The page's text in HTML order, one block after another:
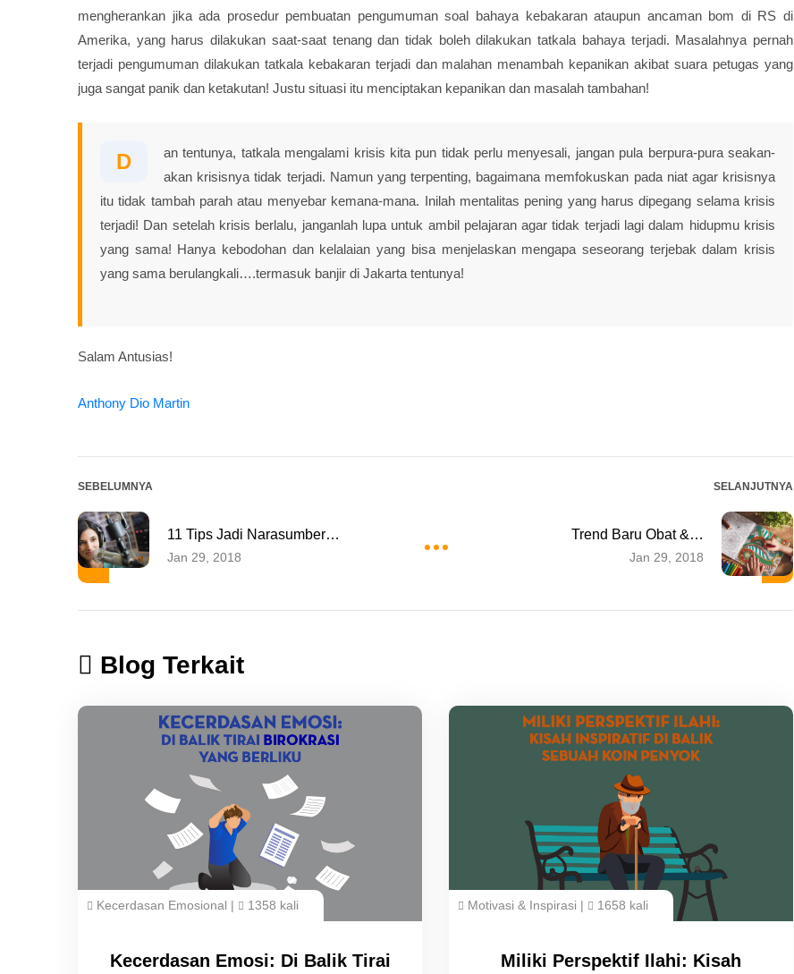
mengherankan jika ada prosedur pembuatan pengumuman soal bahaya kebakaran ataupun ancaman bom di RS di
Amerika, yang harus dilakukan saat-saat tenang dan tidak boleh dilakukan tatkala bahaya terjadi. Masalahnya pernah
terjadi pengumuman dilakukan tatkala kebakaran terjadi dan malahan menambah kepanikan akibat suara petugas yang
juga sangat panik dan ketakutan! Justu situasi itu menciptakan kepanikan dan masalah tambahan!
D
an tentunya, tatkala mengalami krisis kita pun tidak perlu menyesali, jangan pula berpura-pura seakan-
akan krisisnya tidak terjadi. Namun yang terpenting, bagaimana memfokuskan pada niat agar krisisnya
itu tidak tambah parah atau menyebar kemana-mana. Inilah mentalitas pening yang harus dipegang selama krisis
terjadi! Dan setelah krisis berlalu, janganlah lupa untuk ambil pelajaran agar tidak terjadi lagi dalam hidupmu krisis
yang sama! Hanya kebodohan dan kelalaian yang bisa menjelaskan mengapa seseorang terjebak dalam krisis
yang sama berulangkali….termasuk banjir di Jakarta tentunya!
Salam Antusias!
Anthony Dio Martin
SEBELUMNYA
11 Tips Jadi Narasumber…
Jan 29, 2018
SELANJUTNYA
Trend Baru Obat &…
Jan 29, 2018
Blog Terkait
Kecerdasan Emosional | 1358 kali
Kecerdasan Emosi: Di Balik Tirai
Motivasi & Inspirasi | 1658 kali
Miliki Perspektif Ilahi: Kisah